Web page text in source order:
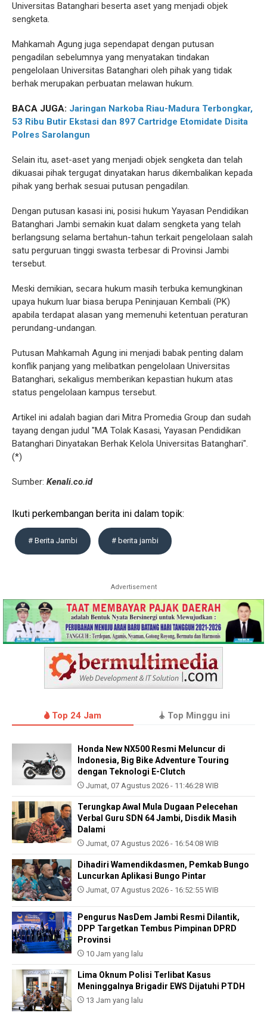
Universitas Batanghari beserta aset yang menjadi objek
sengketa.
Mahkamah Agung juga sependapat dengan putusan
pengadilan sebelumnya yang menyatakan tindakan
pengelolaan Universitas Batanghari oleh pihak yang tidak
berhak merupakan perbuatan melawan hukum.
BACA JUGA: Jaringan Narkoba Riau-Madura Terbongkar,
53 Ribu Butir Ekstasi dan 897 Cartridge Etomidate Disita
Polres Sarolangun
Selain itu, aset-aset yang menjadi objek sengketa dan telah
dikuasai pihak tergugat dinyatakan harus dikembalikan kepada
pihak yang berhak sesuai putusan pengadilan.
Dengan putusan kasasi ini, posisi hukum Yayasan Pendidikan
Batanghari Jambi semakin kuat dalam sengketa yang telah
berlangsung selama bertahun-tahun terkait pengelolaan salah
satu perguruan tinggi swasta terbesar di Provinsi Jambi
tersebut.
Meski demikian, secara hukum masih terbuka kemungkinan
upaya hukum luar biasa berupa Peninjauan Kembali (PK)
apabila terdapat alasan yang memenuhi ketentuan peraturan
perundang-undangan.
Putusan Mahkamah Agung ini menjadi babak penting dalam
konflik panjang yang melibatkan pengelolaan Universitas
Batanghari, sekaligus memberikan kepastian hukum atas
status pengelolaan kampus tersebut.
Artikel ini adalah bagian dari Mitra Promedia Group dan sudah
tayang dengan judul "MA Tolak Kasasi, Yayasan Pendidikan
Batanghari Dinyatakan Berhak Kelola Universitas Batanghari".
(*)
Sumber: Kenali.co.id
Ikuti perkembangan berita ini dalam topik:
# Berita Jambi # berita jambi
Advertisement
Top 24 Jam Top Minggu ini
Honda New NX500 Resmi Meluncur di
Indonesia, Big Bike Adventure Touring
dengan Teknologi E-Clutch
Jumat, 07 Agustus 2026 - 11:46:28 WIB
Terungkap Awal Mula Dugaan Pelecehan
Verbal Guru SDN 64 Jambi, Disdik Masih
Dalami
Jumat, 07 Agustus 2026 - 16:54:08 WIB
Dihadiri Wamendikdasmen, Pemkab Bungo
Luncurkan Aplikasi Bungo Pintar
Jumat, 07 Agustus 2026 - 16:52:55 WIB
Pengurus NasDem Jambi Resmi Dilantik,
DPP Targetkan Tembus Pimpinan DPRD
Provinsi
10 Jam yang lalu
Lima Oknum Polisi Terlibat Kasus
Meninggalnya Brigadir EWS Dijatuhi PTDH
13 Jam yang lalu